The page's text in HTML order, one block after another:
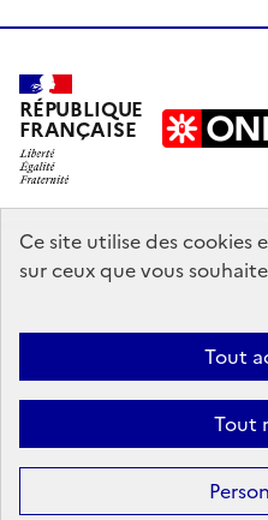
Ce site utilise des cookies
sur ceux que vous
Tout
Tout
RÉPUBLIQUE
FRANÇAISE
education.gouv.fr
enseignementsup-
Accessibilité : partiellement
les contenus de ce site sont